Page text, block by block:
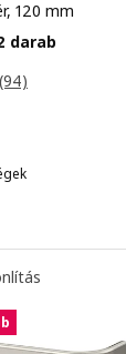
vélemény:
mm
120 mm
darab2
Vélemény: 4.9
(94)